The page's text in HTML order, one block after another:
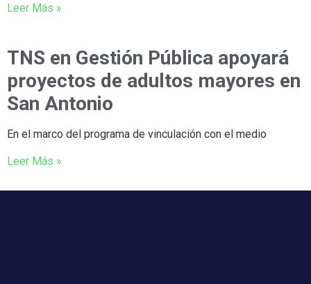
Leer Más »
TNS en Gestión Pública apoyará
proyectos de adultos mayores en
San Antonio
En el marco del programa de vinculación con el medio
Leer Más »